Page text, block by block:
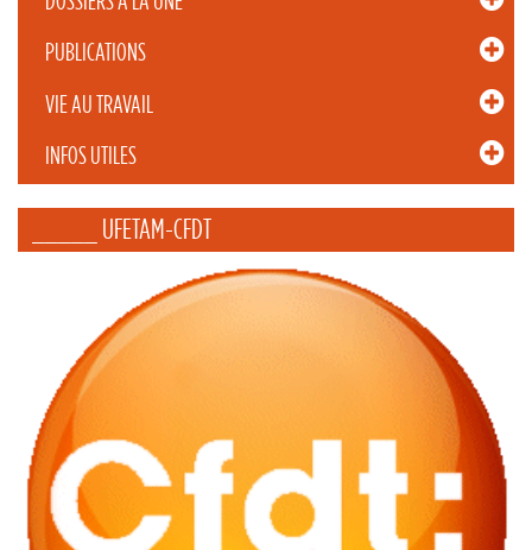
PUBLICATIONS
VIE AU TRAVAIL
INFOS UTILES
_____ UFETAM-CFDT